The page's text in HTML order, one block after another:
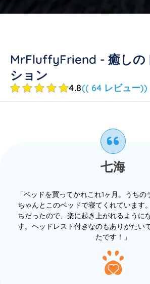
MrFluffyFriend - 癒しの
ション
4.8(( 64 レビュー))
七海
「ベッドを買ってかれこれ1ヶ月。うち
ちゃんとこのベッドで寝てくれています
ちだったので、楽に起き上がれるように
す。ヘッドレスト付きなのもありがたい
たです！」